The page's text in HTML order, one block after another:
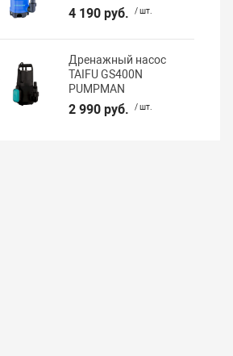
4 190 руб. / шт.
Дренажный насос
TAIFU GS400N
PUMPMAN
2 990 руб. / шт.